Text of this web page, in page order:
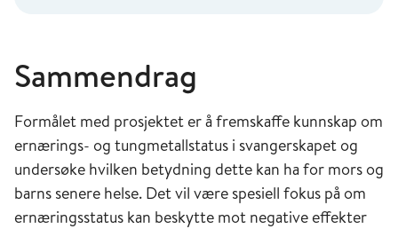
Sammendrag
Formålet med prosjektet er å fremskaffe kunnskap om
ernærings- og tungmetallstatus i svangerskapet og
undersøke hvilken betydning dette kan ha for mors og
barns senere helse. Det vil være spesiell fokus på om
ernæringsstatus kan beskytte mot negative effekter